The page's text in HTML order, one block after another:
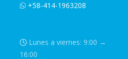
+58-414-1963208
Lunes a viernes: 9:00 →
16:00